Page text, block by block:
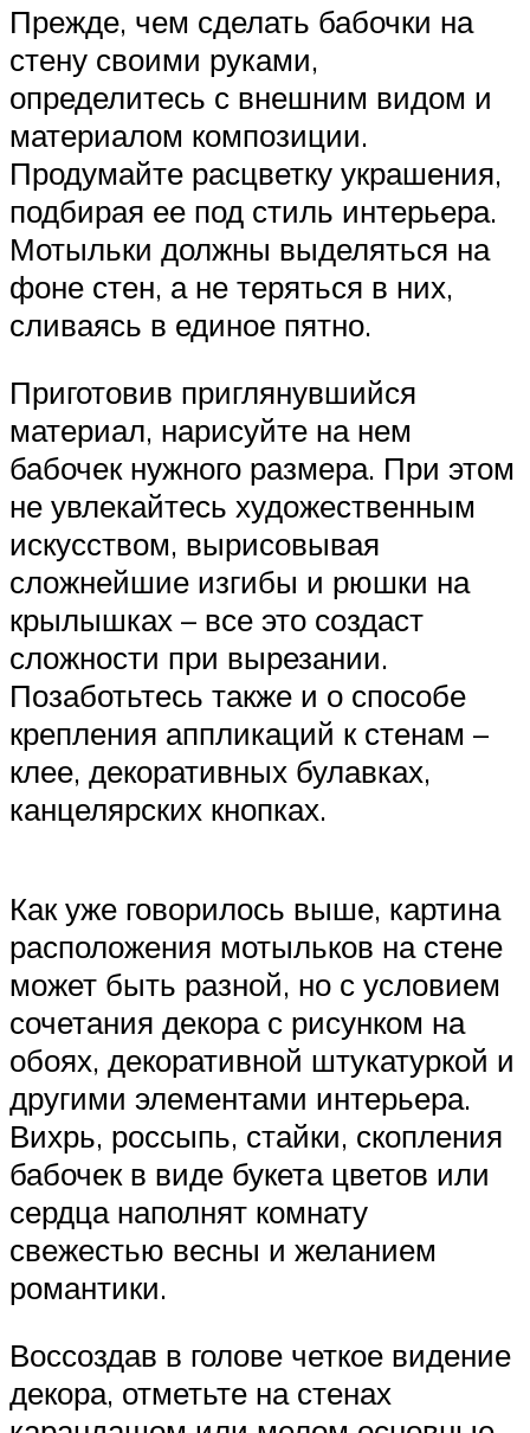
Прежде, чем сделать бабочки на
стену своими руками,
определитесь с внешним видом и
материалом композиции.
Продумайте расцветку украшения,
подбирая ее под стиль интерьера.
Мотыльки должны выделяться на
фоне стен, а не теряться в них,
сливаясь в единое пятно.
Приготовив приглянувшийся
материал, нарисуйте на нем
бабочек нужного размера. При этом
не увлекайтесь художественным
искусством, вырисовывая
сложнейшие изгибы и рюшки на
крылышках – все это создаст
сложности при вырезании.
Позаботьтесь также и о способе
крепления аппликаций к стенам –
клее, декоративных булавках,
канцелярских кнопках.
Как уже говорилось выше, картина
расположения мотыльков на стене
может быть разной, но с условием
сочетания декора с рисунком на
обоях, декоративной штукатуркой и
другими элементами интерьера.
Вихрь, россыпь, стайки, скопления
бабочек в виде букета цветов или
сердца наполнят комнату
свежестью весны и желанием
романтики.
Воссоздав в голове четкое видение
декора, отметьте на стенах